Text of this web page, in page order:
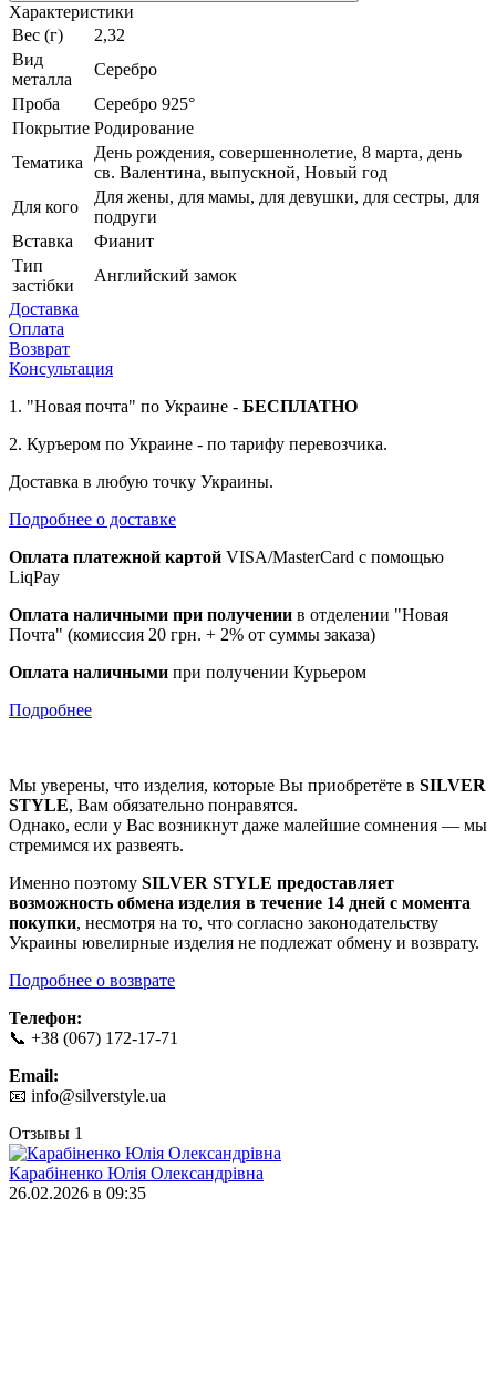
Характеристики
Вес (г)
2,32
Вид
металла
Серебро
Проба
Серебро 925°
Покрытие Родирование
Тематика
День рождения, совершеннолетие, 8 марта, день
св. Валентина, выпускной, Новый год
Для кого
Для жены, для мамы, для девушки, для сестры, для
подруги
Вставка
Фианит
Тип
застібки
Английский замок
Доставка
Оплата
Возврат
Консультация
1. "Новая почта" по Украине - БЕСПЛАТНО
2. Куръером по Украине - по тарифу перевозчика.
Доставка в любую точку Украины.
Подробнее о доставке
Оплата платежной картой VISA/MasterCard с помощью
LiqPay
Оплата наличными при получении в отделении "Новая
Почта" (комиссия 20 грн. + 2% от суммы заказа)
Оплата наличными при получении Курьером
Подробнее
Мы уверены, что изделия, которые Вы приобретёте в SILVER
STYLE, Вам обязательно понравятся.
Однако, если у Вас возникнут даже малейшие сомнения — мы
стремимся их развеять.
Именно поэтому SILVER STYLE предоставляет
возможность обмена изделия в течение 14 дней с момента
покупки, несмотря на то, что согласно законодательству
Украины ювелирные изделия не подлежат обмену и возврату.
Подробнее о возврате
Телефон:
📞 +38 (067) 172-17-71
Email:
📧 info@silverstyle.ua
Отзывы 1
Карабіненко Юлія Олександрівна
26.02.2026 в 09:35